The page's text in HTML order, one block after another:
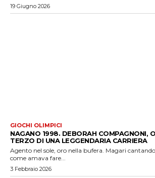
19 Giugno 2026
GIOCHI OLIMPICI
NAGANO 1998. DEBORAH COMPAGNONI,
TERZO DI UNA LEGGENDARIA CARRIERA
Agento nel sole, oro nella bufera. Magari
come amava fare...
3 Febbraio 2026